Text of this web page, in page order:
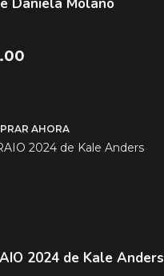
Daniela Molano
AHORA
2024 de Kale Anders